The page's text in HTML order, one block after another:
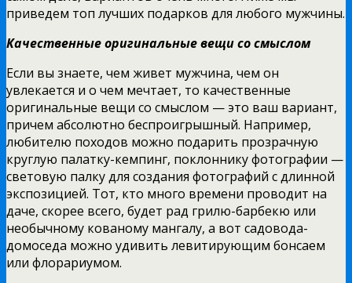
приведем топ лучших подарков для любого мужчины.
Качественные оригинальные вещи со смыслом
Если вы знаете, чем живет мужчина, чем он
увлекается и о чем мечтает, то качественные
оригинальные вещи со смыслом — это ваш вариант,
причем абсолютно беспроигрышный. Например,
любителю походов можно подарить прозрачную
круглую палатку-кемпинг, поклоннику фотографии —
световую палку для создания фотографий с длинной
экспозицией. Тот, кто много времени проводит на
даче, скорее всего, будет рад грилю-барбекю или
необычному кованому мангалу, а вот садовода-
домоседа можно удивить левитирующим бонсаем
или флорариумом.